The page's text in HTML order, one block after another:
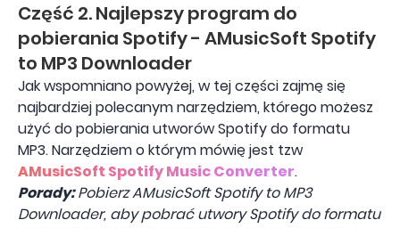
Część 2. Najlepszy program do
pobierania Spotify - AMusicSoft Spotify
to MP3 Downloader
Jak wspomniano powyżej, w tej części zajmę się
najbardziej polecanym narzędziem, którego możesz
użyć do pobierania utworów Spotify do formatu
MP3. Narzędziem o którym mówię jest tzw
AMusicSoft Spotify Music Converter.
Porady:Pobierz AMusicSoft Spotify to MP3
Downloader, aby pobrać utwory Spotify do formatu